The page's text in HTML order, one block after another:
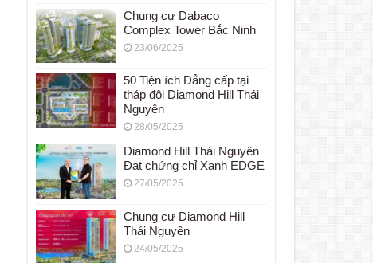
Chung cư Dabaco
Complex Tower Bắc Ninh
23/06/2025
50 Tiện ích Đẳng cấp tại
tháp đôi Diamond Hill Thái
Nguyên
28/05/2025
Diamond Hill Thái Nguyên
Đạt chứng chỉ Xanh EDGE
27/05/2025
Chung cư Diamond Hill
Thái Nguyên
24/05/2025